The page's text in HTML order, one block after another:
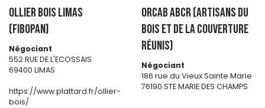
OLLIER BOIS LIMAS
(FIBOPAN)
Négociant
552 RUE DE L'ECOSSAIS
69400 LIMAS
https://www.plattard.fr/ollier-
bois/
ORCAB ABCR (Artisans du
Bois et de la Couverture
Réunis)
Négociant
186 rue du Vieux Sainte Marie
76190 STE MARIE DES CHAMPS